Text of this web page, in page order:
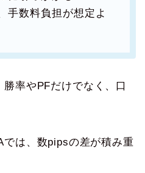
手数料負担が想定よ
率やPFだけでなく、口
は、数pipsの差が積み重